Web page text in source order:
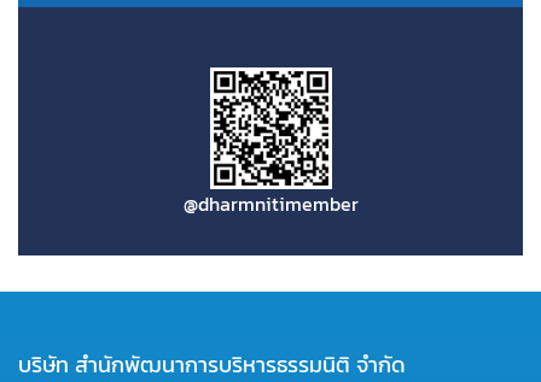
@dharmnitimember
บริษัท สำนักพัฒนาการบริหารธรรมนิติ จำกัด